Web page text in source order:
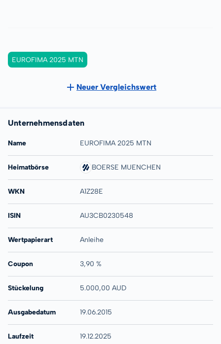
EUROFIMA 2025 MTN
Neuer Vergleichswert
Unternehmensdaten
Name EUROFIMA 2025 MTN
Heimatbörse BOERSE MUENCHEN
WKN A1Z28E
ISIN AU3CB0230548
Wertpapierart Anleihe
Coupon 3,90 %
Stückelung 5.000,00 AUD
Ausgabedatum 19.06.2015
Laufzeit 19.12.2025